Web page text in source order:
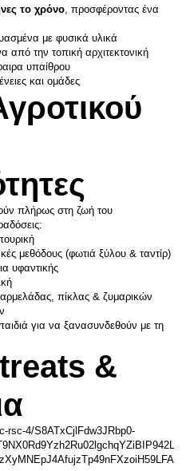
το χρόνο, προσφέροντας ένα
με φυσικά υλικά
από την τοπική αρχιτεκτονική
υπαίθρου
και ομάδες
πλήρως στη ζωή του
μεθόδους (φωτιά ξύλου & ταντίρ)
υφαντικής
πίκλας & ζυμαρικών
για να ξανασυνδεθούν με τη
&